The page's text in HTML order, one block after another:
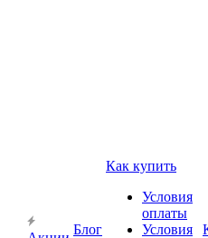
Блог
Как купить
Условия
оплаты
Условия